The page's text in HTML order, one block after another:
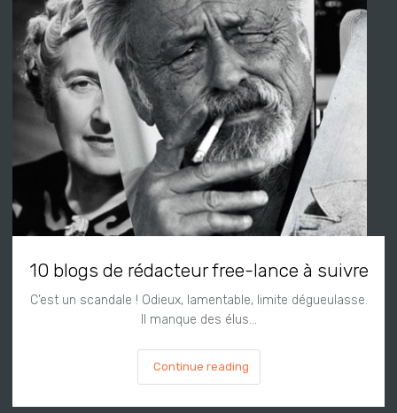
10 blogs de rédacteur free-lance à suivre
C’est un scandale ! Odieux, lamentable, limite dégueulasse.
Il manque des élus…
Continue reading